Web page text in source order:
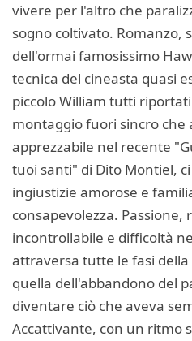
vivere per l'altro che
sogno coltivato. Romanzo,
dell'ormai famosissimo
tecnica del cineasta quasi
piccolo William tutti
montaggio fuori sincro che
apprezzabile nel recente
tuoi santi" di Dito Montiel,
ingiustizie amorose e
consapevolezza. Passione,
incontrollabile e difficoltà
attraversa tutte le fasi
quella dell'abbandono del
diventare ciò che aveva
Accattivante, con un ritmo